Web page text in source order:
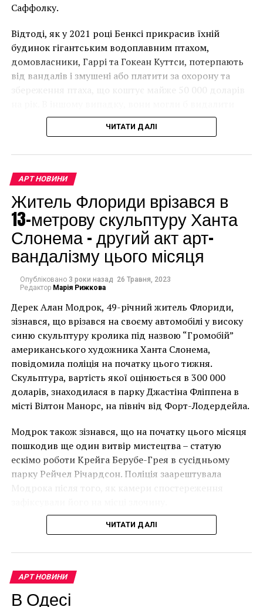
«Уже несколько
человек были
задержаны и
доставлены в суд, и мы
хотим избежать этого»,
– сказал Алави.
«Мы пытались
защитить стену с
помощью специальной
конструкции, но из-за
этого вы бы не смогли
увидеть шедевры
искусства».
высоты (около 85 см от стены с обеих сторон). Также
везде будут размещены знаки на нескольких языках,
начать летом 2018 года.
East-Side-Gallery был перекрашен в 2009 году, затем
Саффолку.
Відтоді, як у 2021 році Бенксі прикрасив їхній
будинок гігантським водоплавним птахом,
домовласники, Гаррі та Гокеан Куттси, потерпають
від вандалів і змушені або платити за охорону та
збереження птаха, що коштує майже 50 000 доларів
мурал, що може коштувати до чверті мільйона
доларів.
Чоловік позує під макетом чайки, яка ось-ось
накинеться на упаковку чіпсів – сюжет графіті, що
має ознаки вуличного художника Бенксі, на стіні в
Лоустофті на східному узбережжі Англії 8 серпня 2021
року. (Фото Джастіна Талліса / AFP)
В інтерв’ю “Таймс” пан Куттс сказав:
“Спочатку це було
неймовірно, але з
розвитком подій це
стало надзвичайно
впевнений, що Бенксі
усвідомлює
непередбачувані
наслідки для власників
будинків. Якби ми
ЧИТАТИ ДАЛІ
АРТ НОВИНИ
Житель Флориди врізався в
13-метрову скульптуру Ханта
Слонема – другий акт арт-
вандалізму цього місяця
Опубліковано 3 роки назад 26 Травня, 2023
Редактор Марія Рижкова
Дерек Алан Модрок, 49-річний житель Флориди,
зізнався, що врізався на своєму автомобілі у високу
синю скульптуру кролика під назвою “Громобій”
американського художника Ханта Слонема,
повідомила поліція на початку цього тижня.
Скульптура, вартість якої оцінюється в 300 000
доларів, знаходилася в парку Джастіна Фліппена в
місті Вілтон Манорс, на північ від Форт-Лодердейла.
Модрок також зізнався, що на початку цього місяця
пошкодив ще один витвір мистецтва – статую
ескімо роботи Крейга Берубе-Грея в сусідньому
парку Рейчел Річардсон. Поліція заарештувала
Модрока після того, як камери спостереження
ЧИТАТИ ДАЛІ
АРТ НОВИНИ
В Одесі